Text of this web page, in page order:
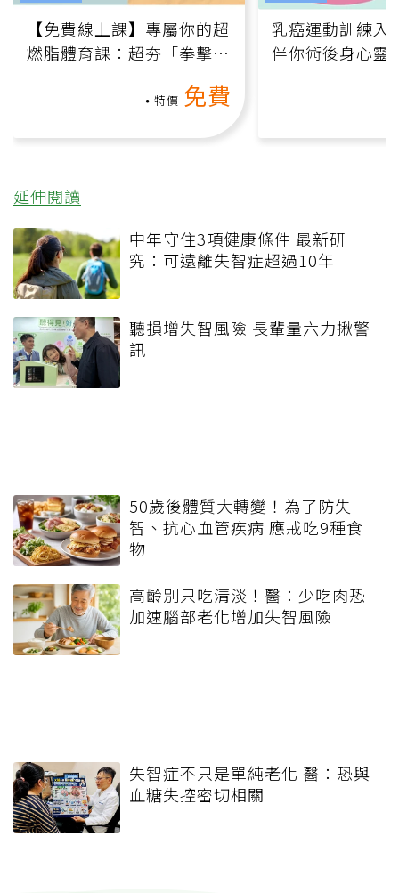
【免費線上課】專屬你的超
燃脂體育課：超夯「拳擊有
特價 免費
乳癌運動訓練入
伴你術後身心靈
延伸閱讀
中年守住3項健康條件 最新研
究：可遠離失智症超過10年
聽損增失智風險 長輩量六力揪警
訊
50歲後體質大轉變！為了防失
智、抗心血管疾病 應戒吃9種食
物
高齡別只吃清淡！醫：少吃肉恐
加速腦部老化增加失智風險
失智症不只是單純老化 醫：恐與
血糖失控密切相關